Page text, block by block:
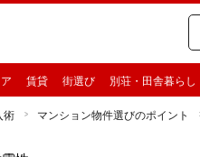
賃貸 街選び 別荘・田舎暮らし
術 マンション物件選びのポイント